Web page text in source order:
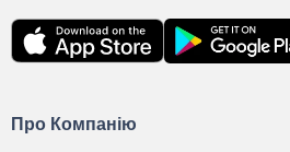
Про Компанію